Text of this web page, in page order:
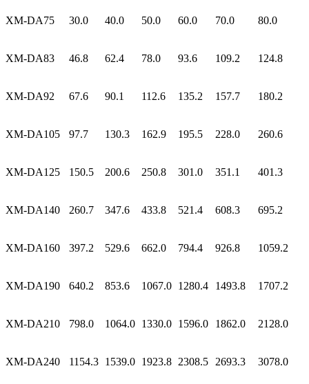
XM-DA75 30.0 40.0 50.0 60.0 70.0 80.0
XM-DA83 46.8 62.4 78.0 93.6 109.2 124.8
XM-DA92 67.6 90.1 112.6 135.2 157.7 180.2
XM-DA105 97.7 130.3 162.9 195.5 228.0 260.6
XM-DA125 150.5 200.6 250.8 301.0 351.1 401.3
XM-DA140 260.7 347.6 433.8 521.4 608.3 695.2
XM-DA160 397.2 529.6 662.0 794.4 926.8 1059.2
XM-DA190 640.2 853.6 1067.0 1280.4 1493.8 1707.2
XM-DA210 798.0 1064.0 1330.0 1596.0 1862.0 2128.0
XM-DA240 1154.3 1539.0 1923.8 2308.5 2693.3 3078.0